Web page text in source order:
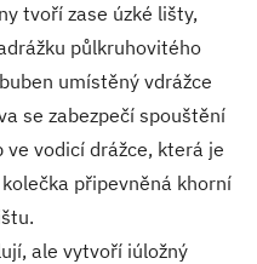
tvoří zase úzké lišty,
půlkruhovitého
umístěný vdrážce
se zabezpečí spouštění
ve vodicí drážce, která je
připevněná khorní
ale vytvoří iúložný